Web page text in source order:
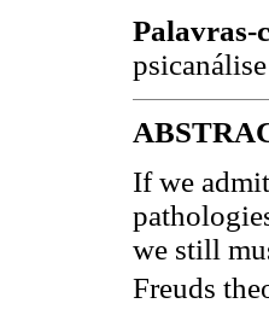
Palavras-
psicanálise
If we
we still
Freuds